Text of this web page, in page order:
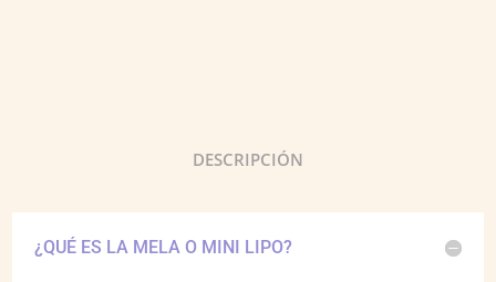
DESCRIPCIÓN
¿QUÉ ES LA MELA O MINI LIPO?